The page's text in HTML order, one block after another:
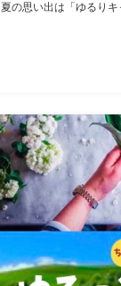
夏の思い出は「ゆるりキ